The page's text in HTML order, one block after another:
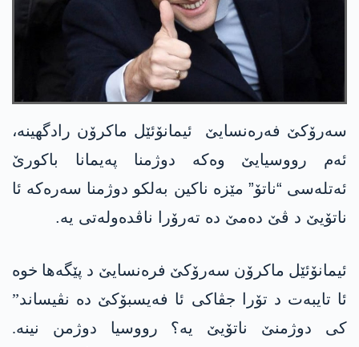
سەرۆکێ فەرەنسایێ ئیمانۆئێل ماکرۆن رادگهینە،
ئەم رووسیایێ وەکە دوژمنا پەیمانا باکورێ
ئەتلەسی “ناتۆ” مێزە ناکین بەلکو دوژمنا سەرەکە ئا
ناتۆیێ د ڤێ دەمێ دە تەرۆرا ناڤدەولەتی یە.
ئیمانۆئێل ماکرۆن سەرۆکێ فرەنسایێ د پێگەها خوە
ئا تایبەت د تۆرا جڤاکی ئا فەیسبۆکێ دە نڤیساند”
کی دوژمنێ ناتۆیێ یە؟ رووسیا دوژمن نینە.